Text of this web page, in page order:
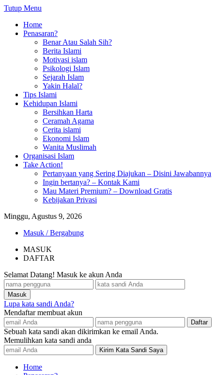
Tutup Menu
Home
Penasaran?
Benar Atau Salah Sih?
Berita Islami
Motivasi islam
Psikologi Islam
Sejarah Islam
Yakin Halal?
Tips Islami
Kehidupan Islami
Bersihkan Harta
Ceramah Agama
Cerita islami
Ekonomi Islam
Wanita Muslimah
Organisasi Islam
Take Action!
Pertanyaan yang Sering Diajukan – Disini Jawabannya
Ingin bertanya? – Kontak Kami
Mau Materi Premium? – Download Gratis
Kebijakan Privasi
Minggu, Agustus 9, 2026
Masuk / Bergabung
MASUK
DAFTAR
Selamat Datang! Masuk ke akun Anda
Lupa kata sandi Anda?
Mendaftar membuat akun
Sebuah kata sandi akan dikirimkan ke email Anda.
Memulihkan kata sandi anda
Home